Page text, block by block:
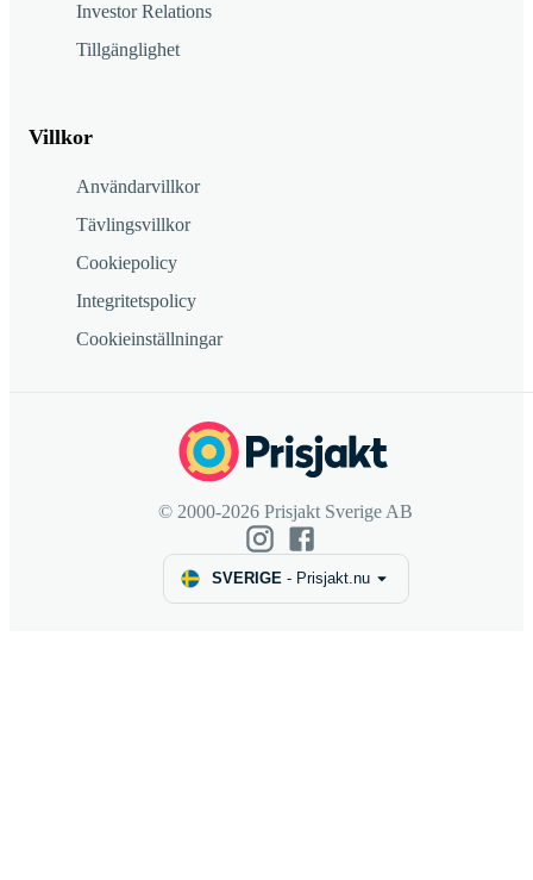
Investor Relations
Tillgänglighet
Villkor
Användarvillkor
Tävlingsvillkor
Cookiepolicy
Integritetspolicy
Cookieinställningar
© 2000-2026 Prisjakt Sverige AB
SVERIGE- Prisjakt.nu